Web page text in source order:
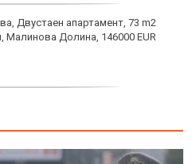
Двустаен апартамент, 73 m2
Малинова Долина, 146000 EUR